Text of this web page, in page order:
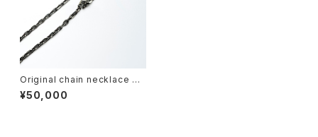
Original chain necklace M
egalo -オリジナル・チェーンネ
ックレス メガロ-
¥50,000